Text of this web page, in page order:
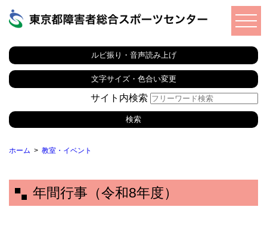
ルビ振り・音声読み上げ
文字サイズ・色合い変更
サイト内検索
ホーム 教室・イベント
年間行事（令和8年度）